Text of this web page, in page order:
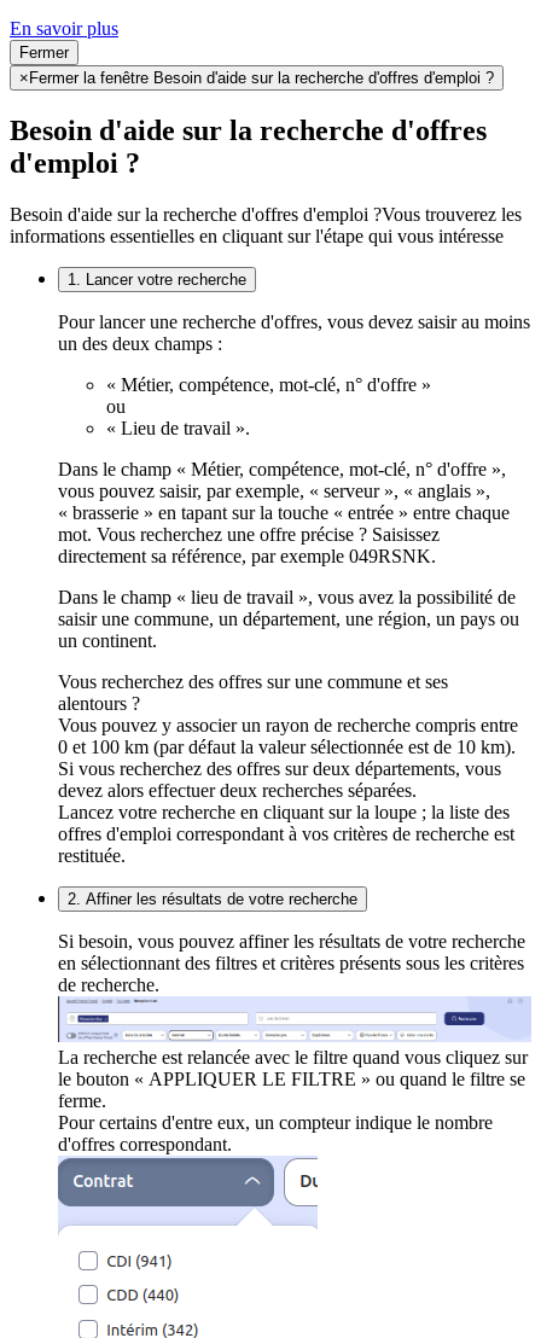
En savoir plus
Fermer
× Fermer la fenêtre Besoin d'aide sur la recherche d'offres d'emploi ?
Besoin d'aide sur la recherche d'offres
d'emploi ?
Besoin d'aide sur la recherche d'offres d'emploi ?Vous trouverez les
informations essentielles en cliquant sur l'étape qui vous intéresse
1. Lancer votre recherche
Pour lancer une recherche d'offres, vous devez saisir au moins
un des deux champs :
« Métier, compétence, mot-clé, n° d'offre »
ou
« Lieu de travail ».
Dans le champ « Métier, compétence, mot-clé, n° d'offre »,
vous pouvez saisir, par exemple, « serveur », « anglais »,
« brasserie » en tapant sur la touche « entrée » entre chaque
mot. Vous recherchez une offre précise ? Saisissez
directement sa référence, par exemple 049RSNK.
Dans le champ « lieu de travail », vous avez la possibilité de
saisir une commune, un département, une région, un pays ou
un continent.
Vous recherchez des offres sur une commune et ses
alentours ?
Vous pouvez y associer un rayon de recherche compris entre
0 et 100 km (par défaut la valeur sélectionnée est de 10 km).
Si vous recherchez des offres sur deux départements, vous
devez alors effectuer deux recherches séparées.
Lancez votre recherche en cliquant sur la loupe ; la liste des
offres d'emploi correspondant à vos critères de recherche est
restituée.
2. Affiner les résultats de votre recherche
Si besoin, vous pouvez affiner les résultats de votre recherche
en sélectionnant des filtres et critères présents sous les critères
de recherche.
La recherche est relancée avec le filtre quand vous cliquez sur
le bouton « APPLIQUER LE FILTRE » ou quand le filtre se
ferme.
Pour certains d'entre eux, un compteur indique le nombre
d'offres correspondant.